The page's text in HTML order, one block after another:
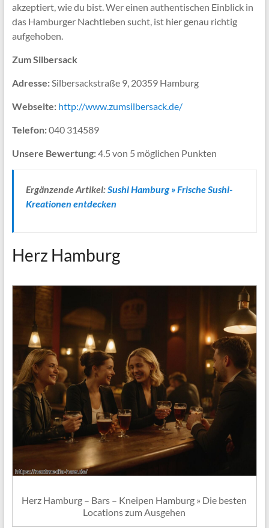
akzeptiert, wie du bist. Wer einen authentischen Einblick in
das Hamburger Nachtleben sucht, ist hier genau richtig
aufgehoben.
Zum Silbersack
Adresse:Silbersackstraße 9, 20359 Hamburg
Webseite: http://www.zumsilbersack.de/
Telefon:040 314589
Unsere Bewertung:4.5 von 5 möglichen Punkten
Ergänzende Artikel:Sushi Hamburg » Frische Sushi-
Kreationen entdecken
Herz Hamburg
Herz Hamburg – Bars – Kneipen Hamburg » Die besten
Locations zum Ausgehen